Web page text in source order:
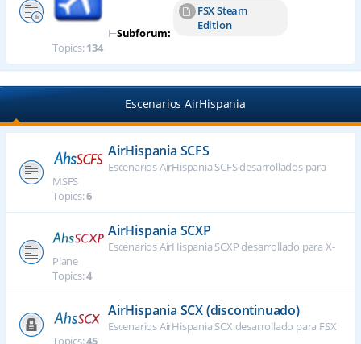
⊢Subforum:
FSX Steam
Edition
Topics:134
Escenarios AirHispania
AirHispania SCFS
Escenarios AirHispania SCFS desarrollados para
MSFS
Topics:6
AirHispania SCXP
Escenarios AirHispania SCXP desarrollado para X-
Plane
Topics:4
AirHispania SCX (discontinuado)
Escenarios AirHispania SCX desarrollado para FSX
Topics:45